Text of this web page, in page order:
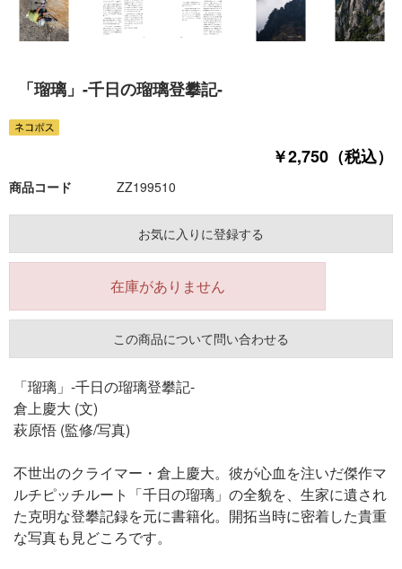
「瑠璃」-千日の瑠璃登攀記-
￥2,750（税込）
商品コード ZZ199510
お気に入りに登録する
在庫がありません
この商品について問い合わせる
「瑠璃」-千日の瑠璃登攀記-
倉上慶大 (文)
萩原悟 (監修/写真)
不世出のクライマー・倉上慶大。彼が心血を注いだ傑作マ
ルチピッチルート「千日の瑠璃」の全貌を、生家に遺され
た克明な登攀記録を元に書籍化。開拓当時に密着した貴重
な写真も見どころです。